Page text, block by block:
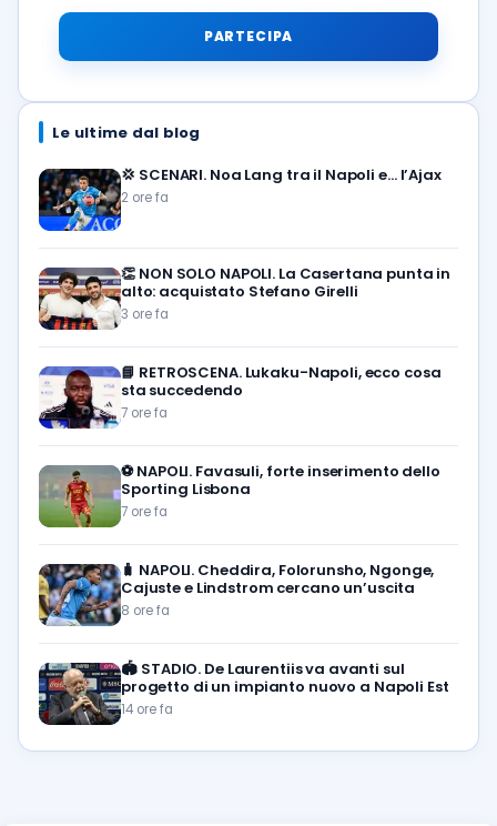
PARTECIPA
Le ultime dal blog
💢 SCENARI. Noa Lang tra il Napoli e… l’Ajax
2 ore fa
👏 NON SOLO NAPOLI. La Casertana punta in
alto: acquistato Stefano Girelli
3 ore fa
📘 RETROSCENA. Lukaku-Napoli, ecco cosa
sta succedendo
7 ore fa
⚽️ NAPOLI. Favasuli, forte inserimento dello
Sporting Lisbona
7 ore fa
🧳 NAPOLI. Cheddira, Folorunsho, Ngonge,
Cajuste e Lindstrom cercano un’uscita
8 ore fa
🏟️ STADIO. De Laurentiis va avanti sul
progetto di un impianto nuovo a Napoli Est
14 ore fa